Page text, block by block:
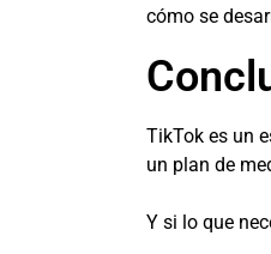
cómo se
TikTok es un
un plan de
Y si lo que